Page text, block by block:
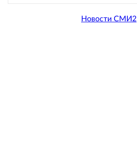
Новости СМИ2